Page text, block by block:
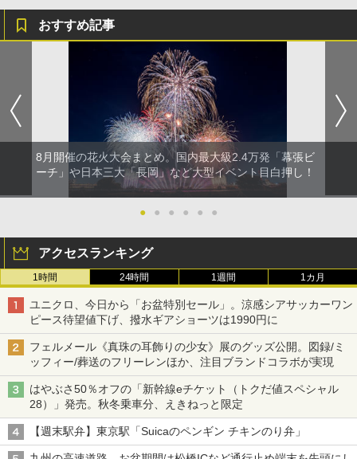
おすすめ記事
8月開催の花火大会まとめ。国内最大級2.4万発「幕張ビ
ーチ」や日本三大「長岡」など大型イベント目白押し！
● ● ● ● ● ●
アクセスランキング
1時間 24時間 1週間 1カ月
ユニクロ、今日から「お盆特別セール」。涼感シアサッカーワン
ピース待望値下げ、撥水ギアショーツは1990円に
フェルメール《真珠の耳飾りの少女》展のグッズ公開。図録/ミ
ッフィー/葬送のフリーレンほか、注目ブランドコラボが実現
はやぶさ50％オフの「新幹線eチケット（トクだ値スペシャル
28）」発売。秋冬乗車分、えきねっと限定
【週末駅弁】東京駅「Suicaのペンギン チキンのり弁」